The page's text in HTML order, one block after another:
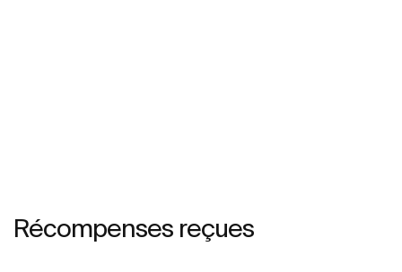
Récompenses reçues